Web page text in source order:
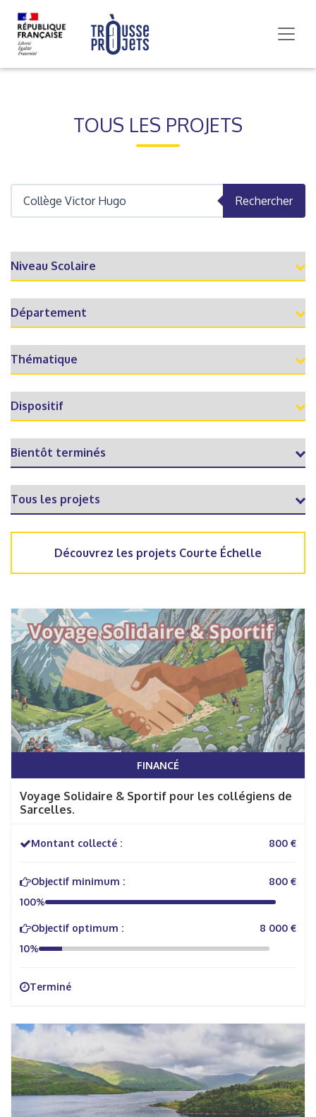
TOUS LES PROJETS
Rechercher
Découvrez les projets Courte Échelle
FINANCÉ
Voyage Solidaire & Sportif pour les collégiens de
Sarcelles.
Montant collecté : 800 €
Objectif minimum :
800 €
100%
Objectif optimum :
8 000 €
10%
Terminé